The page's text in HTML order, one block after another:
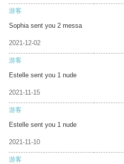
游客
Sophia sent you 2 messa
2021-12-02
游客
Estelle sent you 1 nude
2021-11-15
游客
Estelle sent you 1 nude
2021-11-10
游客